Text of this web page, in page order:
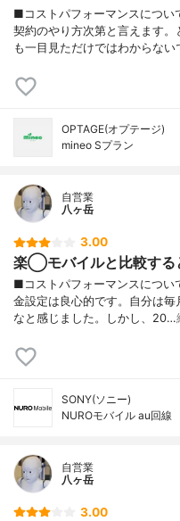
■コストパフォーマンスについ
契約のやり方次第と言えます
も一目見ただけではわからな
OPTAGE(オプテージ)
mineo Sプラン
自営業
八ヶ岳
3.00
楽◯モバイルと比較する
■コストパフォーマンスについ
金設定は良心的です。自分は
なと感じました。しかし、20…
SONY(ソニー)
NUROモバイル au回線
自営業
八ヶ岳
3.00